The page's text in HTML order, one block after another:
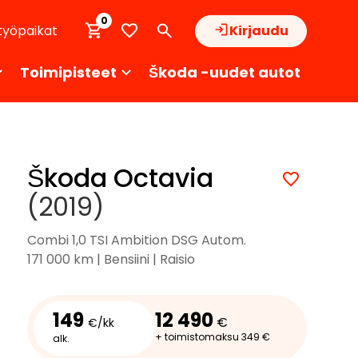
Kirjaudu
0
Toimipisteet Škoda -uudet autot
Škoda Octavia
(2019)
Combi 1,0 TSI Ambition DSG Autom.
171 000 km | Bensiini | Raisio
149 €/kk
alk.
12 490 €
+ toimistomaksu 349 €